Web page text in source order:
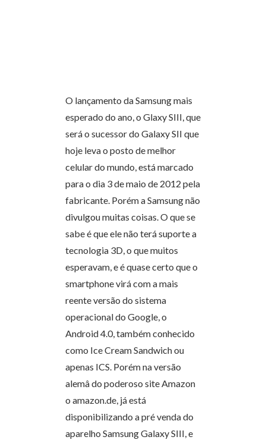
O lançamento da Samsung mais
esperado do ano, o Glaxy SIII, que
será o sucessor do Galaxy SII que
hoje leva o posto de melhor
celular do mundo, está marcado
para o dia 3 de maio de 2012 pela
fabricante. Porém a Samsung não
divulgou muitas coisas. O que se
sabe é que ele não terá suporte a
tecnologia 3D, o que muitos
esperavam, e é quase certo que o
smartphone virá com a mais
reente versão do sistema
operacional do Google, o
Android 4.0, também conhecido
como Ice Cream Sandwich ou
apenas ICS. Porém na versão
alemâ do poderoso site Amazon
o amazon.de, já está
disponibilizando a pré venda do
aparelho Samsung Galaxy SIII, e